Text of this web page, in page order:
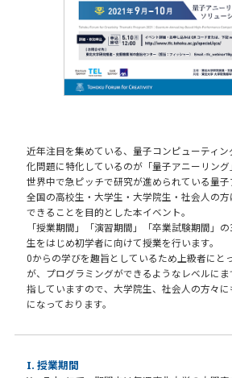
近年注目を集めている、量子コンピューティ
化問題に特化しているのが「量子アニーリング
世界中で急ピッチで研究が進められている量子
全国の高校生・大学生・大学院生・社会人の
できることを目的とした本イベント。
「授業期間」「演習期間」「卒業試験期間」
生をはじめ初学者に向けて授業を行います。
0からの学びを趣旨としているため上級者にと
が、プログラミングができるようなレベルに
指していますので、大学院生、社会人の方々
になっております。
I. 授業期間